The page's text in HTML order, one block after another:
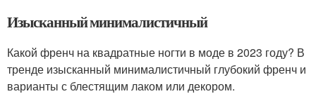
Изысканный минималистичный
Какой френч на квадратные ногти в моде в 2023 году? В
тренде изысканный минималистичный глубокий френч и
варианты с блестящим лаком или декором.